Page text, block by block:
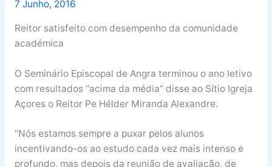
7 Junho, 2016
Reitor satisfeito com desempenho da comunidade
académica
O Seminário Episcopal de Angra terminou o ano letivo
com resultados “acima da média” disse ao Sítio Igreja
Açores o Reitor Pe Hélder Miranda Alexandre.
“Nós estamos sempre a puxar pelos alunos
incentivando-os ao estudo cada vez mais intenso e
profundo, mas depois da reunião de avaliação, de